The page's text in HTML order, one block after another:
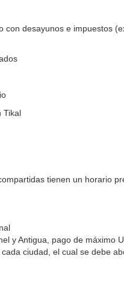
con desayunos e impuestos
Tikal
tienen un horario
y Antigua, pago de máximo
ciudad, el cual se debe